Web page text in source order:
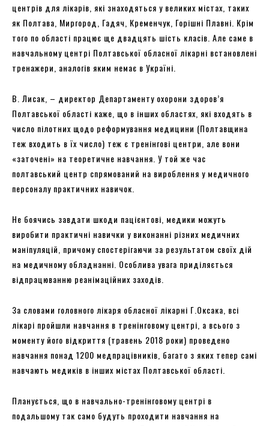
центрів для лікарів, які знаходяться у великих містах, таких
як Полтава, Миргород, Гадяч, Кременчук, Горішні Плавні. Крім
того по області працює ще двадцять шість класів. Але саме в
навчальному центрі Полтавської обласної лікарні встановлені
тренажери, аналогів яким немає в Україні.
В. Лисак, – директор Департаменту охорони здоров’я
Полтавської області каже, що в інших областях, які входять в
число пілотних щодо реформування медицини (Полтавщина
теж входить в їх число) теж є тренінгові центри, але вони
«заточені» на теоретичне навчання. У той же час
полтавський центр спрямований на вироблення у медичного
персоналу практичних навичок.
Не боячись завдати шкоди пацієнтові, медики можуть
виробити практичні навички у виконанні різних медичних
маніпуляцій, причому спостерігаючи за результатом своїх дій
на медичному обладнанні. Особлива увага приділяється
відпрацюванню реанімаційних заходів.
За словами головного лікаря обласної лікарні Г.Оксака, всі
лікарі пройшли навчання в тренінговому центрі, а всього з
моменту його відкриття (травень 2018 роки) проведено
навчання понад 1200 медпрацівників, багато з яких тепер самі
навчають медиків в інших містах Полтавської області.
Планується, що в навчально-тренінговому центрі в
подальшому так само будуть проходити навчання на